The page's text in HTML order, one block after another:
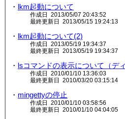
・ lkm起動について
作成日 2013/05/07 20:43:52
最終更新日 2013/05/15 19:24:13
・ lkm起動について(2)
作成日 2013/05/19 19:34:37
最終更新日 2013/05/19 19:34:37
・ lsコマンドの表示について（デ
作成日 2010/01/10 13:36:03
最終更新日 2010/03/20 03:15:14
・ mingettyの停止
作成日 2010/01/10 03:58:56
最終更新日 2010/01/10 04:04:05